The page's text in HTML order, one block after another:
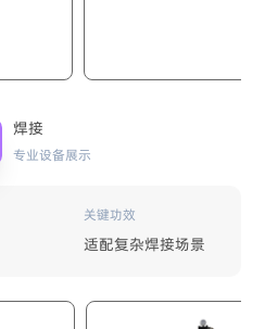
焊接
专业设备展示
关键功效
适配复杂焊接场景